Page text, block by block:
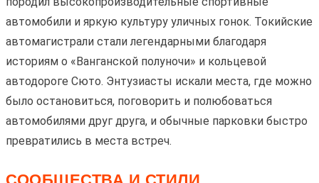
автомобили и яркую культуру уличных гонок. Токийские
автомагистрали стали легендарными благодаря
историям о «Ванганской полуночи» и кольцевой
автодороге Сюто. Энтузиасты искали места, где можно
было остановиться, поговорить и полюбоваться
автомобилями друг друга, и обычные парковки быстро
превратились в места встреч.